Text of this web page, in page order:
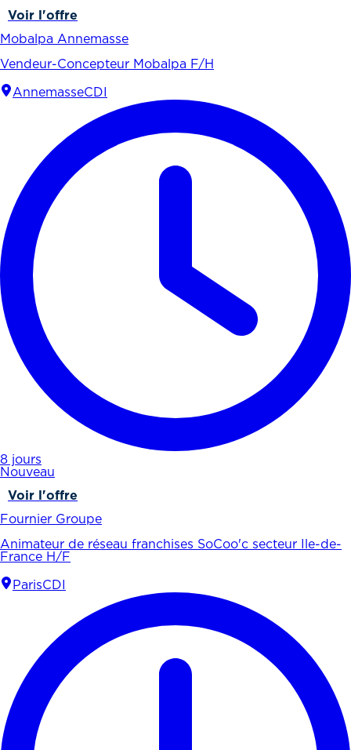
Voir l'offre
Mobalpa Annemasse
Vendeur-Concepteur Mobalpa F/H
AnnemasseCDI
8 jours
Nouveau
Voir l'offre
Fournier Groupe
Animateur de réseau franchises SoCoo'c secteur Ile-de-
France H/F
ParisCDI